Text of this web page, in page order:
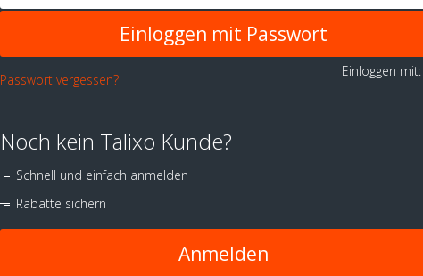
Passwort vergessen?
Einloggen
Noch kein Talixo Kunde?
Schnell und einfach anmelden
Rabatte sichern
Anmelden